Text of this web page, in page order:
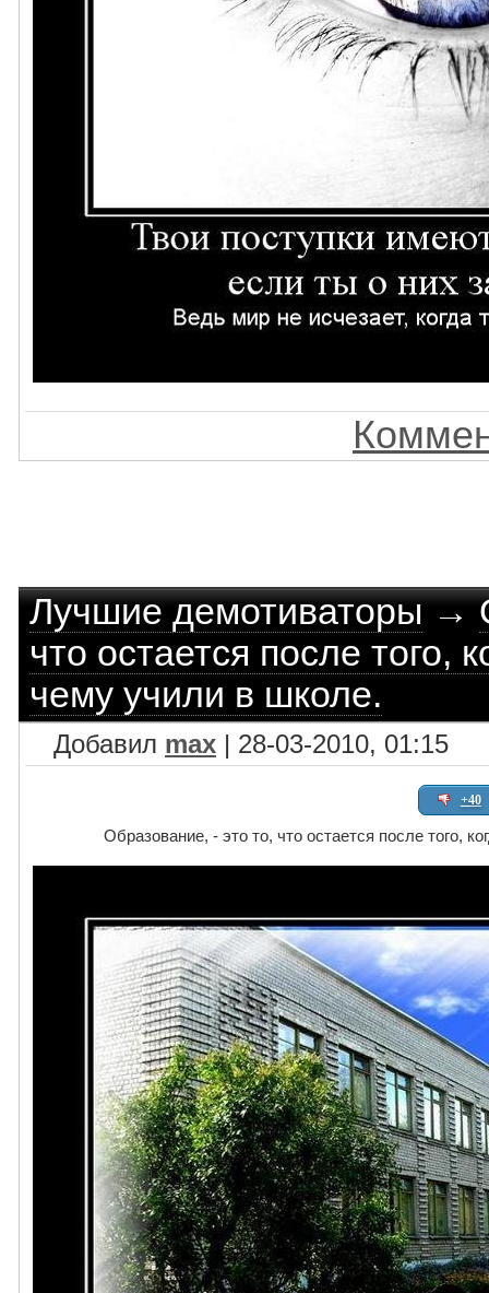
Лучшие демотиваторы→
что остается после того,
чему учили в школе.
Добавил max | 28-03-2010, 01:15
+40
Образование, - это то, что остается после того,